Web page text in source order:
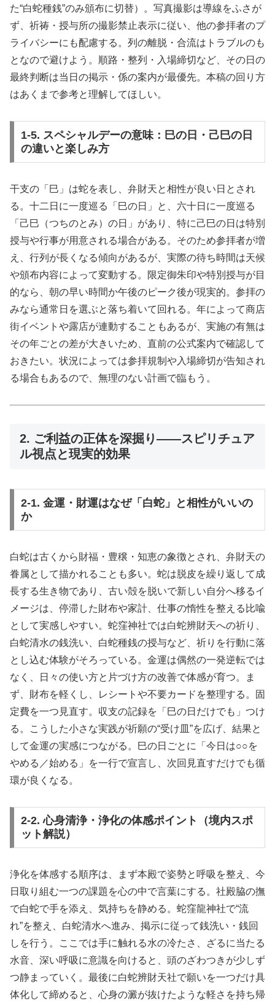
た“白蛇種銭”のみ頒布に切替）。写真撮影は導線をふさが
ず、祈祷・授与所の撮影禁止表示に従い、他の参拝者のプ
ライバシーにも配慮する。列の離脱・合流はトラブルのも
となので避けよう。順路・整列・入場締切など、その日の
最終判断は当日の掲示・係の案内が最優先。本稿の回り方
はあくまで参考と理解してほしい。
1-5. スペシャルデーの意味：巳の日・己巳の日
の違いと楽しみ方
干支の「巳」は蛇を表し、弁財天と相性が良い日とされ
る。十二日に一度巡る「巳の日」と、六十日に一度巡る
「己巳（つちのとみ）の日」があり、特に己巳の日は特別
授与や行事が用意される場合がある。そのため参拝者が増
え、行列が長くなる傾向があるが、実際の待ち時間は天候
や頒布内容によって変動する。限定御朱印や特別授与が目
的なら、朝の早い時間か午後のピーク後が現実的。参拝の
みなら通常日を選ぶと落ち着いて回れる。年によって商店
街イベントや露店が連動することもあるが、実施の有無は
その年ごとの差が大きいため、直前の公式案内で確認して
おきたい。状況によっては参拝規制や入場締切が告知され
る場合もあるので、無理のない計画で臨もう。
2. ご利益の正体を深掘り――スピリチュア
ル視点と現実的効果
2-1. 金運・財運はなぜ「白蛇」と相性がいいの
か
白蛇は古くから財福・豊穣・知恵の象徴とされ、弁財天の
眷属として描かれることも多い。蛇は脱皮を繰り返して成
長する生き物であり、古い殻を脱いで新しい自分へ移るイ
メージは、停滞した財布や家計、仕事の惰性を整える比喩
として実感しやすい。蛇窪神社では白蛇辨財天への祈り、
白蛇清水の銭洗い、白蛇種銭の授与など、祈りを行動に落
とし込む体験がそろっている。金運は偶然の一発逆転では
なく、日々の使い方と片づけ方の改善で体感が育つ。ま
ず、財布を軽くし、レシートや不要カードを整理する。固
定費を一つ見直す。収支の記録を「巳の日だけでも」つけ
る。こうした小さな実践が祈願の“受け皿”を広げ、結果と
して金運の実感につながる。巳の日ごとに「今日は○○を
やめる／始める」を一行で宣言し、次回見直すだけでも循
環が良くなる。
2-2. 心身清浄・浄化の体感ポイント（境内スポ
ット解説）
浄化を体感する順序は、まず本殿で姿勢と呼吸を整え、今
日取り組む一つの課題を心の中で言葉にする。社殿脇の撫
で白蛇で手を添え、気持ちを静める。蛇窪龍神社で“流
れ”を整え、白蛇清水へ進み、掲示に従って銭洗い・銭回
しを行う。ここでは手に触れる水の冷たさ、ざるに当たる
水音、深い呼吸に意識を向けると、頭のざわつきが少しず
つ静まっていく。最後に白蛇辨財天社で願いを一つだけ具
体化して締めると、心身の澱が抜けたような軽さを持ち帰